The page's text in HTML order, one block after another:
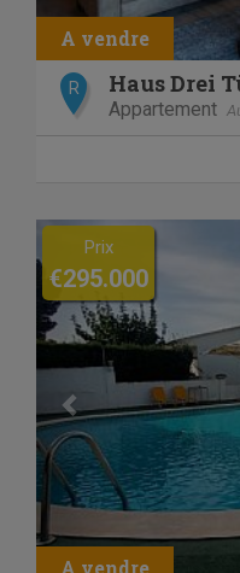
R Haus Drei
Appartement
Previous
Prix
€295.000